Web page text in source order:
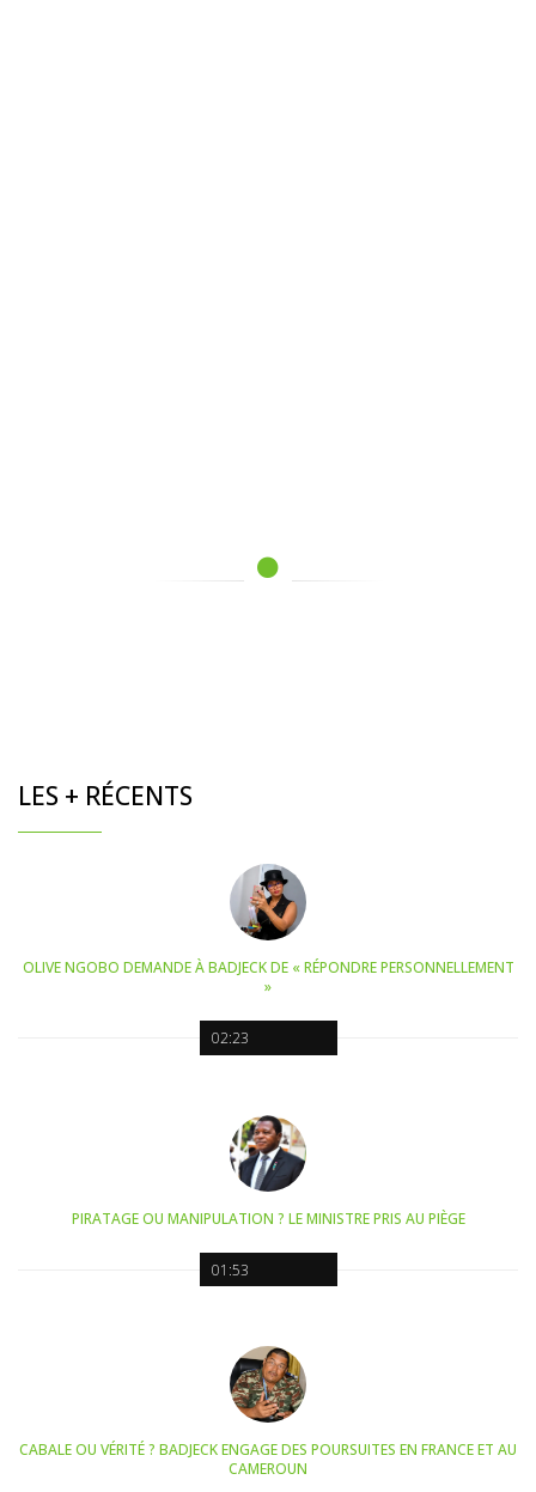
LES + RÉCENTS
02:23
OLIVE NGOBO DEMANDE À BADJECK DE « RÉPONDRE PERSONNELLEMENT
»
01:53
PIRATAGE OU MANIPULATION ? LE MINISTRE PRIS AU PIÈGE
CABALE OU VÉRITÉ ? BADJECK ENGAGE DES POURSUITES EN FRANCE ET AU
CAMEROUN